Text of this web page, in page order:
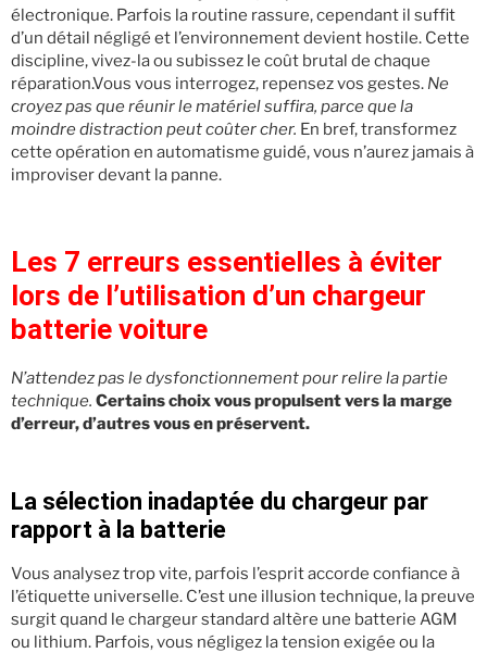
électronique. Parfois la routine rassure, cependant il suffit
d’un détail négligé et l’environnement devient hostile. Cette
discipline, vivez-la ou subissez le coût brutal de chaque
réparation.Vous vous interrogez, repensez vos gestes. Ne
croyez pas que réunir le matériel suffira, parce que la
moindre distraction peut coûter cher. En bref, transformez
cette opération en automatisme guidé, vous n’aurez jamais à
improviser devant la panne.
Les 7 erreurs essentielles à éviter
lors de l’utilisation d’un chargeur
batterie voiture
N’attendez pas le dysfonctionnement pour relire la partie
technique. Certains choix vous propulsent vers la marge
d’erreur, d’autres vous en préservent.
La sélection inadaptée du chargeur par
rapport à la batterie
Vous analysez trop vite, parfois l’esprit accorde confiance à
l’étiquette universelle. C’est une illusion technique, la preuve
surgit quand le chargeur standard altère une batterie AGM
ou lithium. Parfois, vous négligez la tension exigée ou la